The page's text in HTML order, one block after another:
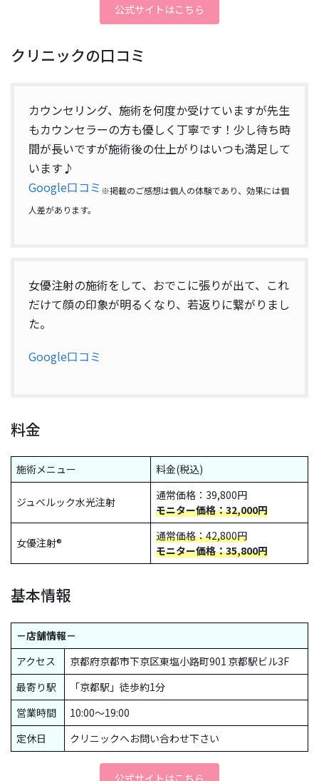
公式サイトはこちら
クリニックの口コミ
カウンセリング、施術を何度か受けていますが先生
もカウンセラーの方も優しく丁寧です！少し待ち時
間が長いですが施術後の仕上がりはいつも満足して
います♪
Google口コミ ※掲載のご感想は個人の体験であり、効果には個
人差があります。
女優注射の施術をして、おでこに張りが出て、これ
だけて顔の印象が明るくなり、若返りに繋がりまし
た。
Google口コミ
料金
施術メニュー 料金(税込)
ジュベルック水光注射
通常価格：39,800円
モニター価格：32,000円
女優注射®
通常価格：42,800円
モニター価格：35,800円
基本情報
－店舗情報－
アクセス
京都府京都市下京区東塩小路町901 京都駅ビル3F
最寄り駅
「京都駅」徒歩約1分
営業時間
10:00〜19:00
定休日
クリニックへお問い合わせ下さい
公式サイトはこちら